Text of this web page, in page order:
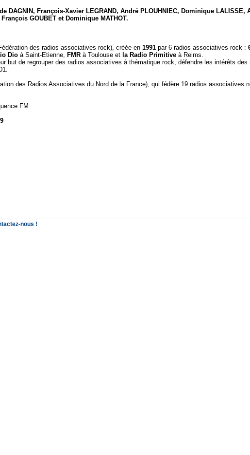
DAGNIN, François-Xavier LEGRAND, André PLOUHNIEC, Dominique LALISSE,
GOUBET et Dominique MATHOT.
des radios associatives rock), créée en 1991 par 6 radios associatives rock :
Dio à Saint-Etienne, FMR à Toulouse et la Radio Primitive à Reims.
but de regrouper des radios associatives à thématique rock, défendre les intérêts
des Radios Associatives du Nord de la France), qui fédère 19 radios associatives
FM
nous !